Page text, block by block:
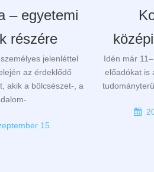
– egyetemi
részére
jelenléttel
az érdeklődő
akik a bölcsészet-, a
15.
Idén már
előadókat is